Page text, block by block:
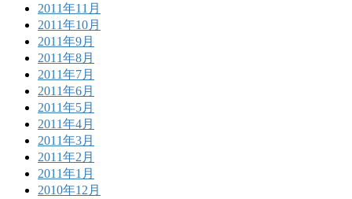
2011年11月
2011年10月
2011年9月
2011年8月
2011年7月
2011年6月
2011年5月
2011年4月
2011年3月
2011年2月
2011年1月
2010年12月